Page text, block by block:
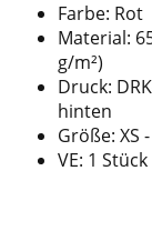
Farbe: Rot
Material:
g/m²)
Druck:
hinten
Größe: XS
VE: 1 Stück